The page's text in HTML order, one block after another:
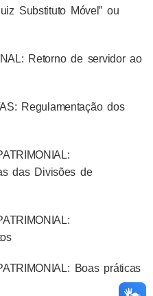
Substituto Móvel” ou
Retorno de servidor ao
Regulamentação dos
das Divisões de
Boas práticas